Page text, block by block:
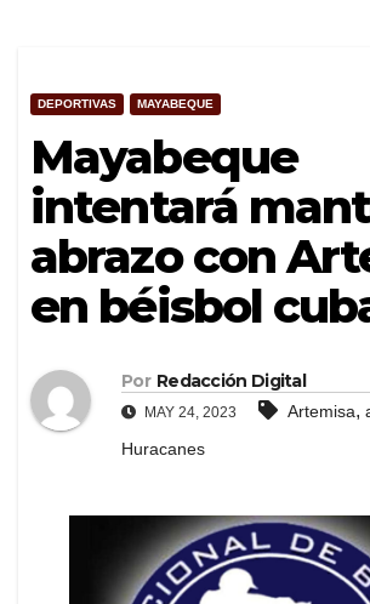
DEPORTIVAS MAYABEQUE
Mayabeque
intentará
abrazo con
en béisbol
Por Redacción Digital
MAY 24, 2023 Artemisa,
Huracanes